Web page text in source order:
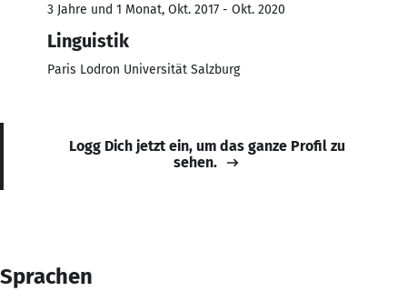
3 Jahre und 1 Monat, Okt. 2017 - Okt. 2020
Linguistik
Paris Lodron Universität Salzburg
Logg Dich jetzt ein, um das ganze Profil zu
sehen.
Sprachen